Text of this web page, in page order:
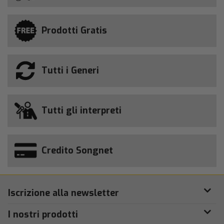
Prodotti Gratis
Tutti i Generi
Tutti gli interpreti
Credito Songnet
Iscrizione alla newsletter
I nostri prodotti